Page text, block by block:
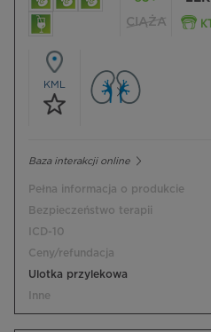
CIĄŻA
KML
Baza interakcji online
Pełna informacja o produkcie
Bezpieczeństwo terapii
ICD-10
Ceny/refundacja
Ulotka przylekowa
Inne